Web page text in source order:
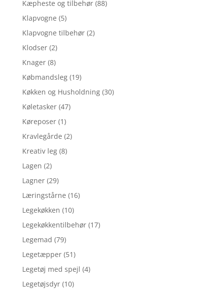
Kæpheste og tilbehør (88)
Klapvogne (5)
Klapvogne tilbehør (2)
Klodser (2)
Knager (8)
Købmandsleg (19)
Køkken og Husholdning (30)
Køletasker (47)
Køreposer (1)
Kravlegårde (2)
Kreativ leg (8)
Lagen (2)
Lagner (29)
Læringstårne (16)
Legekøkken (10)
Legekøkkentilbehør (17)
Legemad (79)
Legetæpper (51)
Legetøj med spejl (4)
Legetøjsdyr (10)